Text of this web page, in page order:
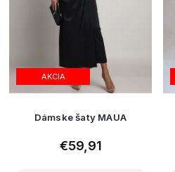
AKCIA
Dámske šaty MAUA
€59,91